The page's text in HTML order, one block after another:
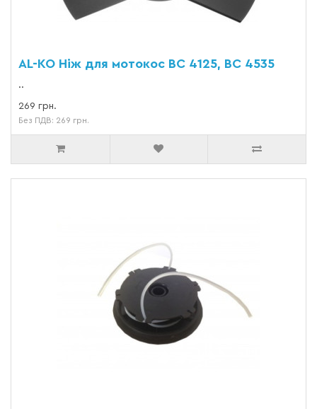
AL-KO Ніж для мотокос ВС 4125, ВС 4535
..
269 грн.
Без ПДВ: 269 грн.